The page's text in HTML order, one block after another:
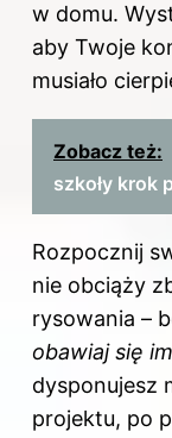
w domu.
aby Twoje
musiało
Zobacz też:
szkoły krok
Rozpocznij
nie obciąży
rysowania –
obawiaj się
dysponujesz
projektu, po